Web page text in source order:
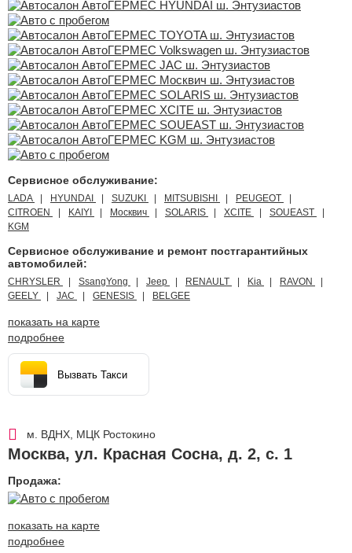
Сервисное обслуживание:
LADA HYUNDAI SUZUKI MITSUBISHI
PEUGEOT
CITROEN
KAIYI Москвич SOLARIS XCITE
SOUEAST
KGM
Сервисное обслуживание и ремонт постгарантийных
автомобилей:
CHRYSLER SsangYong Jeep RENAULT Kia
RAVON
GEELY
JAC GENESIS BELGEE
показать на карте
подробнее
Вызвать Такси
м. ВДНХ, МЦК Ростокино
Москва, ул. Красная Сосна, д. 2, с. 1
Продажа:
показать на карте
подробнее